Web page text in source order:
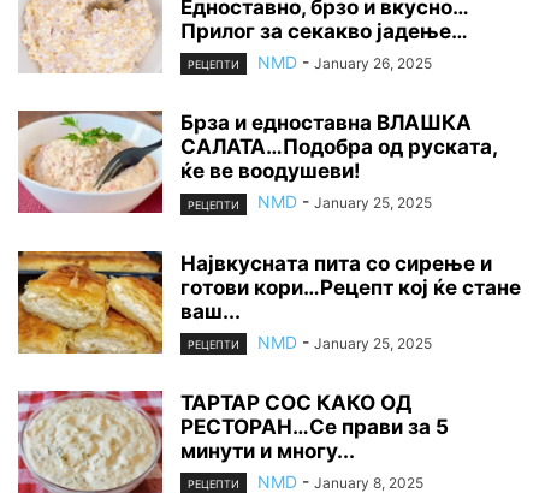
Едноставно, брзо и вкусно…
Прилог за секакво јадење…
РЕЦЕПТИ NMD - January 26, 2025
Брза и едноставна ВЛАШКА
САЛАТА…Подобра од руската,
ќе ве воодушеви!
РЕЦЕПТИ NMD - January 25, 2025
Највкусната пита со сирење и
готови кори…Рецепт кој ќе стане
ваш...
РЕЦЕПТИ NMD - January 25, 2025
ТАРТАР СОС КАКО ОД
РЕСТОРАН…Се прави за 5
минути и многу...
РЕЦЕПТИ NMD - January 8, 2025